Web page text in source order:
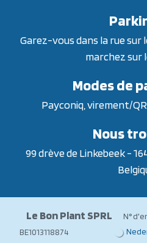
Garez-vous dans la rue sur
marchez sur
Modes de
Payconiq, virement/
Nous
99 drève de Linkebeek -
Le Bon Plant SPRL
N°
BE1013118874